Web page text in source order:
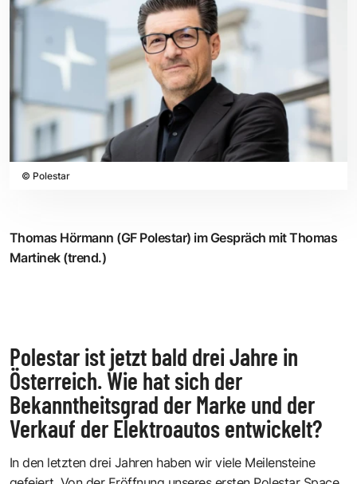
© Polestar
Thomas Hörmann (GF Polestar) im Gespräch mitThomas
Martinek (trend.)
Polestar ist jetzt bald drei Jahre in
Österreich. Wie hat sich der
Bekanntheitsgrad der Marke und der
Verkauf der Elektroautos entwickelt?
In den letzten drei Jahren haben wir viele Meilensteine